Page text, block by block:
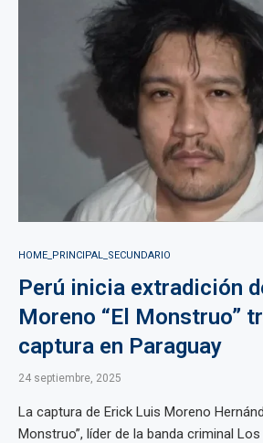
HOME_PRINCIPAL_SECUNDARIO
Perú inicia extradición
Moreno “El Monstruo”
captura en Paraguay
24 septiembre, 2025
La captura de Erick Luis Moreno
Monstruo”, líder de la banda criminal